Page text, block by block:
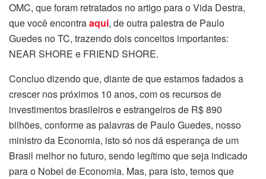
OMC, que foram retratados no artigo para o Vida Destra,
que você encontraaqui, de outra palestra de Paulo
Guedes no TC, trazendo dois conceitos importantes:
NEAR SHORE e FRIEND SHORE.
Concluo dizendo que, diante de que estamos fadados a
crescer nos próximos 10 anos, com os recursos de
investimentos brasileiros e estrangeiros de R$ 890
bilhões, conforme as palavras de Paulo Guedes, nosso
ministro da Economia, isto só nos dá esperança de um
Brasil melhor no futuro, sendo legítimo que seja indicado
para o Nobel de Economia. Mas, para isto, temos que